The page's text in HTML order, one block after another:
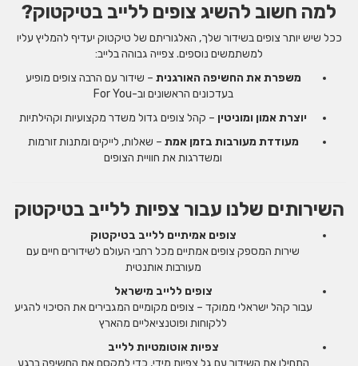
למה חשוב להשיג צופים ללייב בטיקטוק?
ככל שיש יותר צופים בשידור שלך, האלגוריתם של טיקטוק יעדיף להמליץ עליו
למשתמשים נוספים. צפייה גבוהה בלייב:
משפרת את החשיפה האורגנית – שידור עם הרבה צופים מופיע
בעדכונים הראשונים וב-For You
יוצרת אמון ומוניטין – קהל צופים גדול משדר מקצועיות וקהילתיות
מעודדת מעורבות בזמן אמת – שאלות, לייקים ומתנות זורמות
ומשדרגות את חוויית הצופים
השירותים שלנו עבור צפיות ללייב בטיקטוק
צופים אמיתיים ללייב בטיקטוק
שירות המספק צופים אמתיים מכל רחבי העולם לשידורים חיים עם
מעורבות אותנטית
צופים ללייב מישראל
עבור קהל ישראלי ממוקד – צופים מקומיים המגבירים את הסיכוי להגיע
ללקוחות ופוטנציאליים מהארץ
צפיות אוטומטיות ללייב
התחילו את השידור עם גל צפיות מידי, כדי למקסם את החשיפה ברגע